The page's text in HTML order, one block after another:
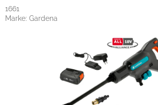
1661
Marke: Gardena